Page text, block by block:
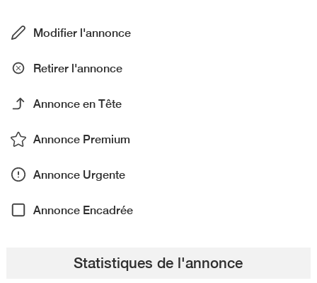
Modifier l'annonce
Retirer l'annonce
Annonce en Tête
Annonce Premium
Annonce Urgente
Annonce Encadrée
Statistiques de l'annonce